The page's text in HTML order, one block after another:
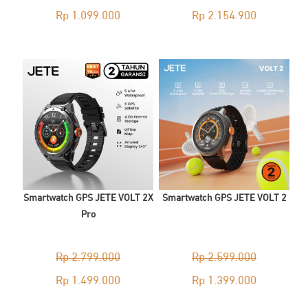
Original
Rp 1.099.000
is:
Rp 1.099.000.
Original
was:
Rp 3.998.000.
Rp 2.154.900
is:
Rp
Smartwatch GPS JETE VOLT 2X
Pro
Rp2.799.000
Original
Rp 1.499.000
Smartwatch GPS JETE VOLT 2
Rp2.599.000
Original
Rp 1.399.000